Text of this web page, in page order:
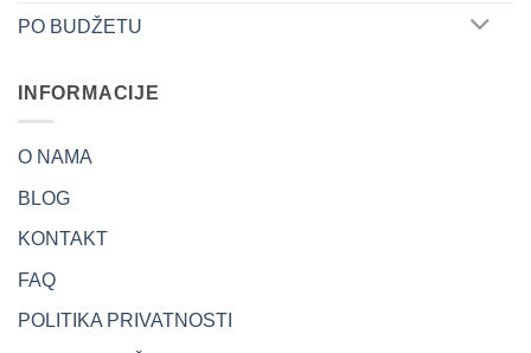
PO BUDŽETU
INFORMACIJE
O NAMA
BLOG
KONTAKT
FAQ
POLITIKA PRIVATNOSTI